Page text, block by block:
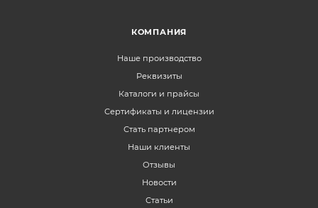
КОМПАНИЯ
Наше производство
Реквизиты
Каталоги и прайсы
Сертификаты и лицензии
Стать партнером
Наши клиенты
Отзывы
Новости
Статьи